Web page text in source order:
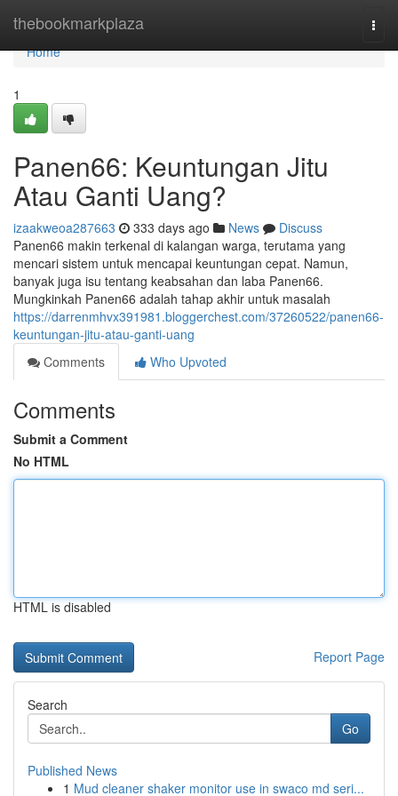
thebookmarkplaza
Home
Home
1
Panen66: Keuntungan Jitu
Atau Ganti Uang?
izaakweoa287663 333 days ago News
Discuss
Panen66 makin terkenal di kalangan warga, terutama yang
mencari sistem untuk mencapai keuntungan cepat. Namun,
banyak juga isu tentang keabsahan dan laba Panen66.
Mungkinkah Panen66 adalah tahap akhir untuk masalah
https://darrenmhvx391981.bloggerchest.com/37260522/panen66-
keuntungan-jitu-atau-ganti-uang
Comments
Who Upvoted
Comments
Submit a Comment
No HTML
HTML is disabled
Report Page
Search
Go
Published News
1 Mud cleaner shaker monitor use in swaco md seri...